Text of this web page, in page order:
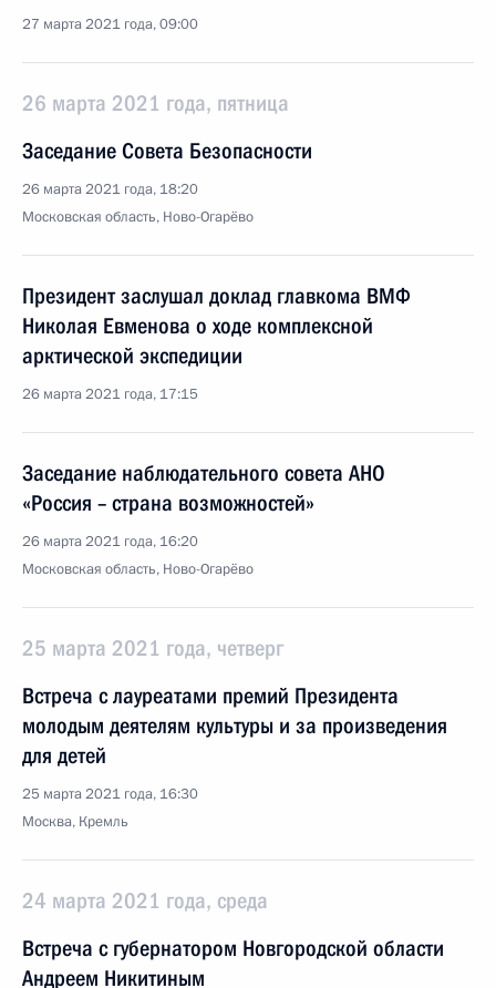
27 марта 2021 года, 09:00
26 марта 2021 года, пятница
Заседание Совета Безопасности
26 марта 2021 года, 18:20
Московская область, Ново-Огарёво
Президент заслушал доклад главкома ВМФ
Николая Евменова о ходе комплексной
арктической экспедиции
26 марта 2021 года, 17:15
Заседание наблюдательного совета АНО
«Россия – страна возможностей»
26 марта 2021 года, 16:20
Московская область, Ново-Огарёво
25 марта 2021 года, четверг
Встреча с лауреатами премий Президента
молодым деятелям культуры и за произведения
для детей
25 марта 2021 года, 16:30
Москва, Кремль
24 марта 2021 года, среда
Встреча с губернатором Новгородской области
Андреем Никитиным